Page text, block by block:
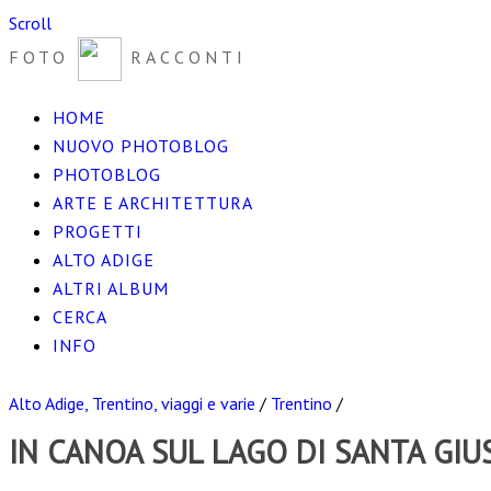
Scroll
FOTO
RACCONTI
HOME
NUOVO PHOTOBLOG
PHOTOBLOG
ARTE E ARCHITETTURA
PROGETTI
ALTO ADIGE
ALTRI ALBUM
CERCA
INFO
Alto Adige, Trentino, viaggi e varie / Trentino /
IN CANOA SUL LAGO DI SANTA